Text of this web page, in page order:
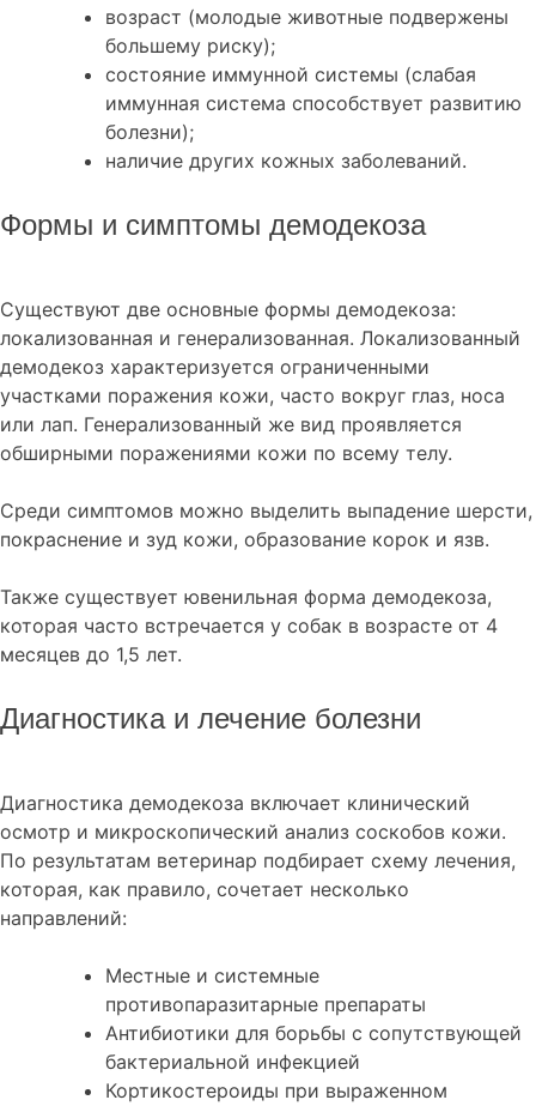
возраст (молодые животные подвержены
большему риску);
состояние иммунной системы (слабая
иммунная система способствует развитию
болезни);
наличие других кожных заболеваний.
Формы и симптомы демодекоза
Существуют две основные формы демодекоза:
локализованная и генерализованная. Локализованный
демодекоз характеризуется ограниченными
участками поражения кожи, часто вокруг глаз, носа
или лап. Генерализованный же вид проявляется
обширными поражениями кожи по всему телу.
Среди симптомов можно выделить выпадение шерсти,
покраснение и зуд кожи, образование корок и язв.
Также существует ювенильная форма демодекоза,
которая часто встречается у собак в возрасте от 4
месяцев до 1,5 лет.
Диагностика и лечение болезни
Диагностика демодекоза включает клинический
осмотр и микроскопический анализ соскобов кожи.
По результатам ветеринар подбирает схему лечения,
которая, как правило, сочетает несколько
направлений:
Местные и системные
противопаразитарные препараты
Антибиотики для борьбы с сопутствующей
бактериальной инфекцией
Кортикостероиды при выраженном